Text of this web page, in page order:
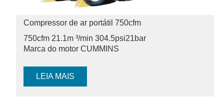
Compressor de ar portátil 750cfm
750cfm 21.1m ³/min 304.5psi21bar
Marca do motor CUMMINS
LEIA MAIS